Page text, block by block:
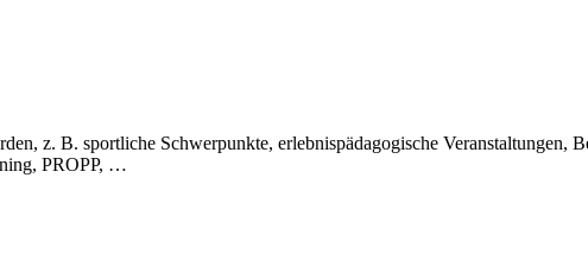
z. B. sportliche Schwerpunkte, erlebnispädagogische Veranstaltungen,
PROPP, …